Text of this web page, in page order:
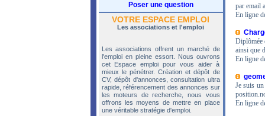
Poser une question
VOTRE ESPACE EMPLOI
Les associations et l'emploi
Les associations offrent un marché de
l'emploi en pleine essort. Nous ouvrons
cet Espace emploi pour vous aider à
mieux le pénétrer. Création et dépôt de
CV, dépôt d'annonces, consultation ultra
rapide, référencement des annonces sur
les moteurs de recherche, nous vous
offrons les moyens de mettre en place
une véritable stratégie d'emploi.
par email
En ligne
Diplômée
ainsi que
En ligne
Je suis
En ligne